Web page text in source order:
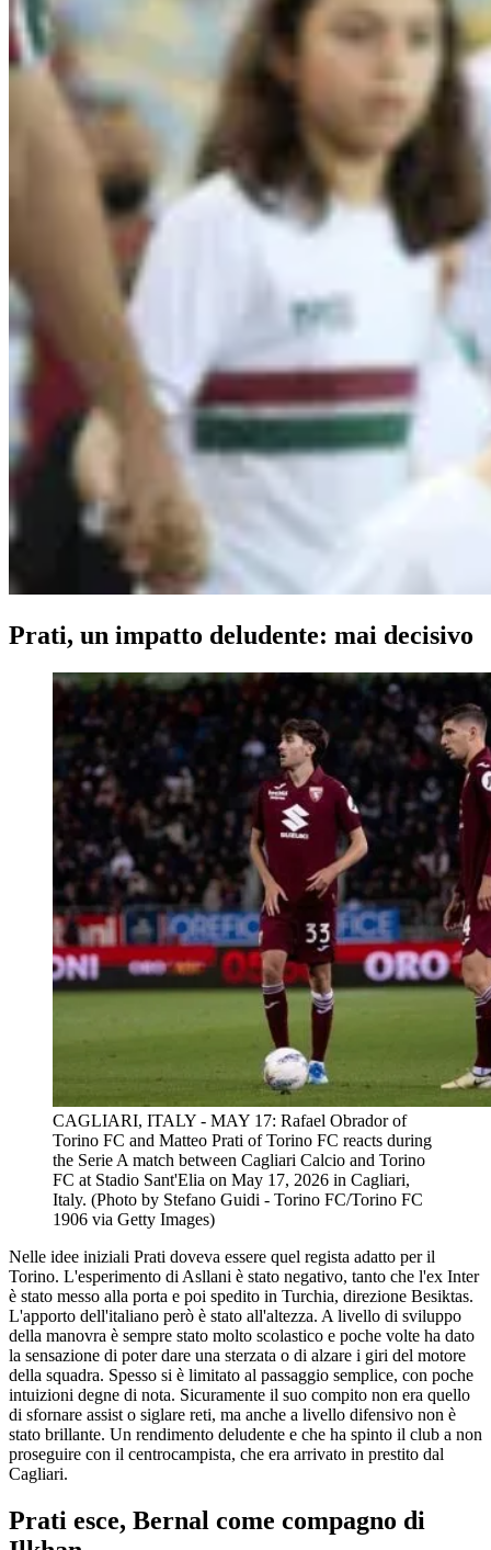
Prati, un impatto deludente: mai decisivo
CAGLIARI, ITALY - MAY 17: Rafael Obrador of
Torino FC and Matteo Prati of Torino FC reacts during
the Serie A match between Cagliari Calcio and Torino
FC at Stadio Sant'Elia on May 17, 2026 in Cagliari,
Italy. (Photo by Stefano Guidi - Torino FC/Torino FC
1906 via Getty Images)
Nelle idee iniziali Prati doveva essere quel regista adatto per il
Torino. L'esperimento di Asllani è stato negativo, tanto che l'ex Inter
è stato messo alla porta e poi spedito in Turchia, direzione Besiktas.
L'apporto dell'italiano però è stato all'altezza. A livello di sviluppo
della manovra è sempre stato molto scolastico e poche volte ha dato
la sensazione di poter dare una sterzata o di alzare i giri del motore
della squadra. Spesso si è limitato al passaggio semplice, con poche
intuizioni degne di nota. Sicuramente il suo compito non era quello
di sfornare assist o siglare reti, ma anche a livello difensivo non è
stato brillante. Un rendimento deludente e che ha spinto il club a non
proseguire con il centrocampista, che era arrivato in prestito dal
Cagliari.
Prati esce, Bernal come compagno di